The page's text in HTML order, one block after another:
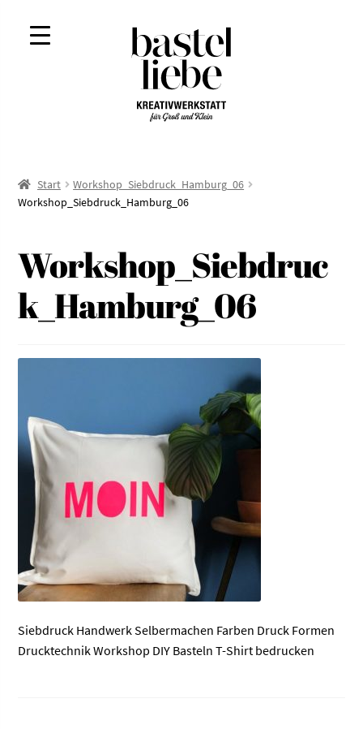
Zur
Navigation
springen
Zum
Inhalt
springen
Start
Workshop_Siebdruck_Hamburg_06
Workshop_Siebdruck_Hamburg_06
Workshop_Siebdruc
k_Hamburg_06
Siebdruck Handwerk Selbermachen Farben Druck Formen
Drucktechnik Workshop DIY Basteln T-Shirt bedrucken